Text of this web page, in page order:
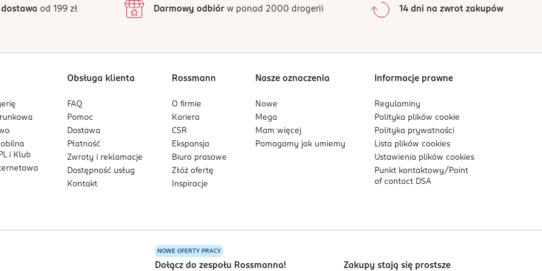
POLYISOBUTENE, POLYETHYLENE, MAGNESIUM STEARATE, PENTAERYTHRITYL TETRAISOSTEARATE,
HYDROGENATED POLYISOBUTENE, MICA, PENTAERYTHRITYL TETRAISOSTEARATE, MAGNESIUM STEARATE,
BOROSILICATE, HYDROGENATED POLYISOBUTENE, DIMETHICONE, SILICA, PENTAERYTHRITYL
MYRISTATE, HELIANTHUS ANNUUS SEED OIL, PHENOXYETHANOL, TIN OXIDE, CARTHAMUS TINCTORIUS SEED
STYRENE/BUTADIENE COPOLYMER, TRIETHOXYCAPRYLYLSILANE, MICA, CI 77891, CI 77491, CI 77499.
FLUORPHLOGOPITE, HYDROGENATED POLYISOBUTENE, PENTAERYTHRITYL TETRAISOSTEARATE, SILICA, MICA,
TINCTORIUS SEED OIL, MAGNESIUM STEARATE, PENTAERYTHRITYL TETRACOCOATE, STYRENE/BUTADIENE
GLYCOL, DIMETHICONE, CI 77891, CI 77007.
TINCTORIUS SEED OIL, PENTAERYTHRITYL TETRACOCOATE, STYRENE/BUTADIENE COPOLYMER,
DIMETHICONE, CI 77891, CI 77491, CI 77007, CI 19140.
1
0%
Sortowanie wgdata: od najnowszej
dostawa od 199 zł Darmowy odbiórw ponad 2000 drogerii 14 dni na zwrot zakupów
i Klub
Obsługa klienta
FAQ
Pomoc
Dostawa
Płatność
Zwroty i reklamacje
Dostępność usług
Kontakt
Rossmann
O firmie
Kariera
CSR
Ekspansja
Biuro prasowe
Złóż ofertę
Inspiracje
Nasze oznaczenia
Nowe
Mega
Mam więcej
Pomagamy jak umiemy
Informacje prawne
Regulaminy
Polityka plikówcookie
Polityka prywatności
Lista plikówcookies
Ustawienia plikówcookies
Punkt kontaktowy/ Point
of contact DSA
NOWE OFERTY PRACY
Dołącz do zespołu Rossmanna! Zakupy stają się prostsze